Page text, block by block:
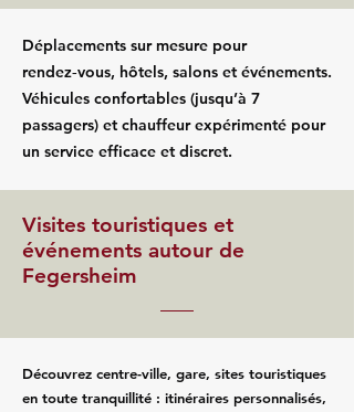
Déplacements sur mesure pour
rendez‑vous, hôtels, salons et événements.
Véhicules confortables (jusqu’à 7
passagers) et chauffeur expérimenté pour
un service efficace et discret.
Visites touristiques et
événements autour de
Fegersheim
Découvrez centre-ville, gare, sites touristiques
en toute tranquillité : itinéraires personnalisés,